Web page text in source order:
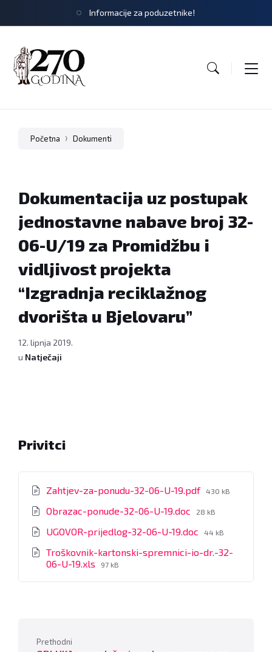
Informacije za poduzetnike!
Početna Dokumenti
Dokumentacija uz postupak
jednostavne nabave broj 32-
06-U/19 za Promidžbu i
vidljivost projekta
“Izgradnja reciklažnog
dvorišta u Bjelovaru”
12. lipnja 2019.
u Natječaji
Privitci
Zahtjev-za-ponudu-32-06-U-19.pdf File
430 kB
Obrazac-ponude-32-06-U-19.doc File
28 kB
UGOVOR-prijedlog-32-06-U-19.doc File
44 kB
Troškovnik-kartonski-spremnici-io-dr.-32-
06-U-19.xls File
97 kB
Prethodni